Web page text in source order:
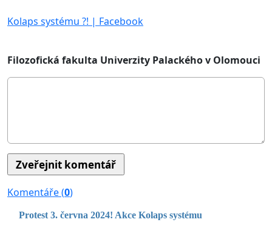
Kolaps systému ?! | Facebook
Filozofická fakulta Univerzity Palackého v Olomouci
Komentáře (0)
Protest 3. června 2024! Akce Kolaps systému